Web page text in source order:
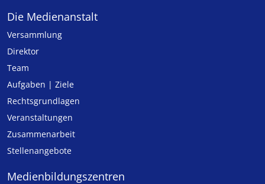
Die Medienanstalt
Versammlung
Direktor
Team
Aufgaben | Ziele
Rechtsgrundlagen
Veranstaltungen
Zusammenarbeit
Stellenangebote
Medien­bildungs­zentren